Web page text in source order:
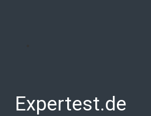
Expertest.de